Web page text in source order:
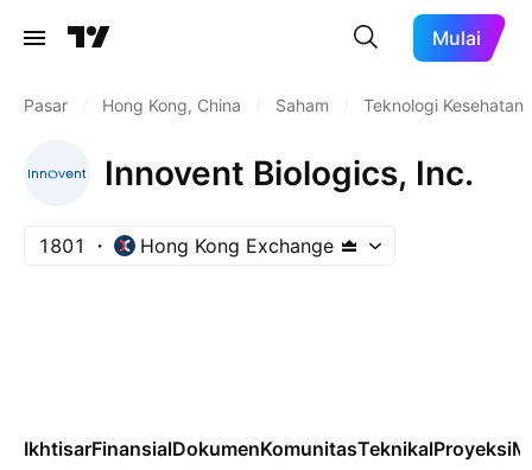
Mulai
Pasar Hong Kong, China Saham Teknologi Kesehatan
Innovent Biologics, Inc.
1801 Hong Kong Exchange
IkhtisarFinansialDokumenKomunitasTeknikalProyeksi